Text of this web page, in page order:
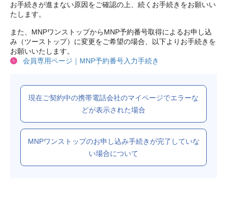
お手続きが進まない原因をご確認の上、続くお手続きをお願いい
たします。
また、MNPワンストップからMNP予約番号取得によるお申し込
み（ツーストップ）に変更をご希望の場合、以下よりお手続きを
お願いいたします。
会員専用ページ｜MNP予約番号入力手続き
現在ご契約中の携帯電話会社のマイページでエラーな
どが表示された場合
MNPワンストップのお申し込み手続きが完了していな
い場合について